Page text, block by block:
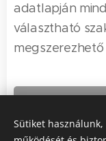
adatlapján
választható
Sütiket